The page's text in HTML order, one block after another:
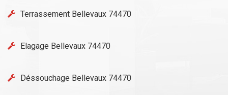
Terrassement Bellevaux 74470
Elagage Bellevaux 74470
Déssouchage Bellevaux 74470